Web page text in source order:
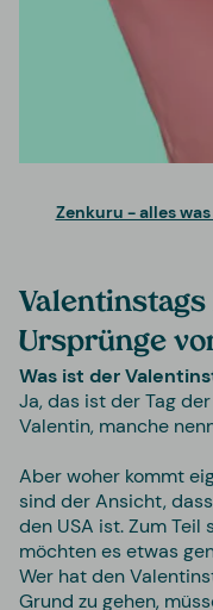
Zenkuru - alles
Valentinstags
Ursprünge
Was ist der
Ja, das ist der Tag
Valentin, manche
Aber woher kommt
sind der Ansicht,
den USA ist. Zum
möchten es etwas
Wer hat den
Grund zu gehen,